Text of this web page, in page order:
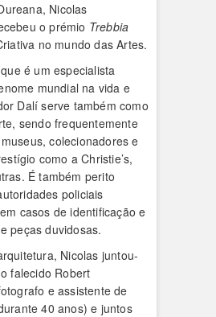
Nicolas
o prémio Trebbia
no mundo das Artes.
é um especialista
mundial na vida e
Dalí serve também como
sendo frequentemente
colecionadores e
como a Christie’s,
É também perito
policiais
casos de identificação e
peças duvidosas.
Nicolas juntou-
falecido Robert
e assistente de
40 anos) e juntos